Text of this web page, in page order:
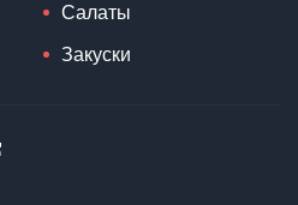
Салаты
Закуски